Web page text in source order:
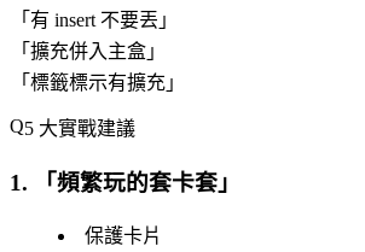
「 有 insert 不要丟 」
「 擴充併入主盒 」
「 標籤標示有擴充 」
5 大實戰建議
1. 「頻繁玩的套卡套 」
保護卡片